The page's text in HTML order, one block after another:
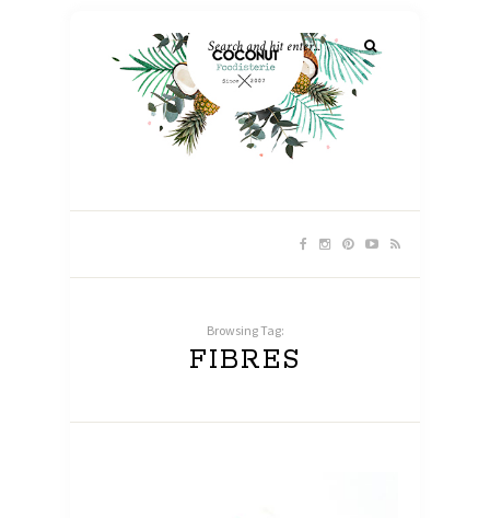
Browsing Tag:
FIBRES